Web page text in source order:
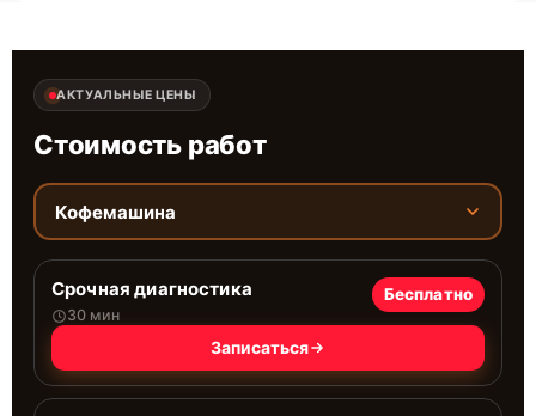
АКТУАЛЬНЫЕ ЦЕНЫ
Стоимость работ
Кофемашина
Срочная диагностика
30 мин
Бесплатно
Записаться